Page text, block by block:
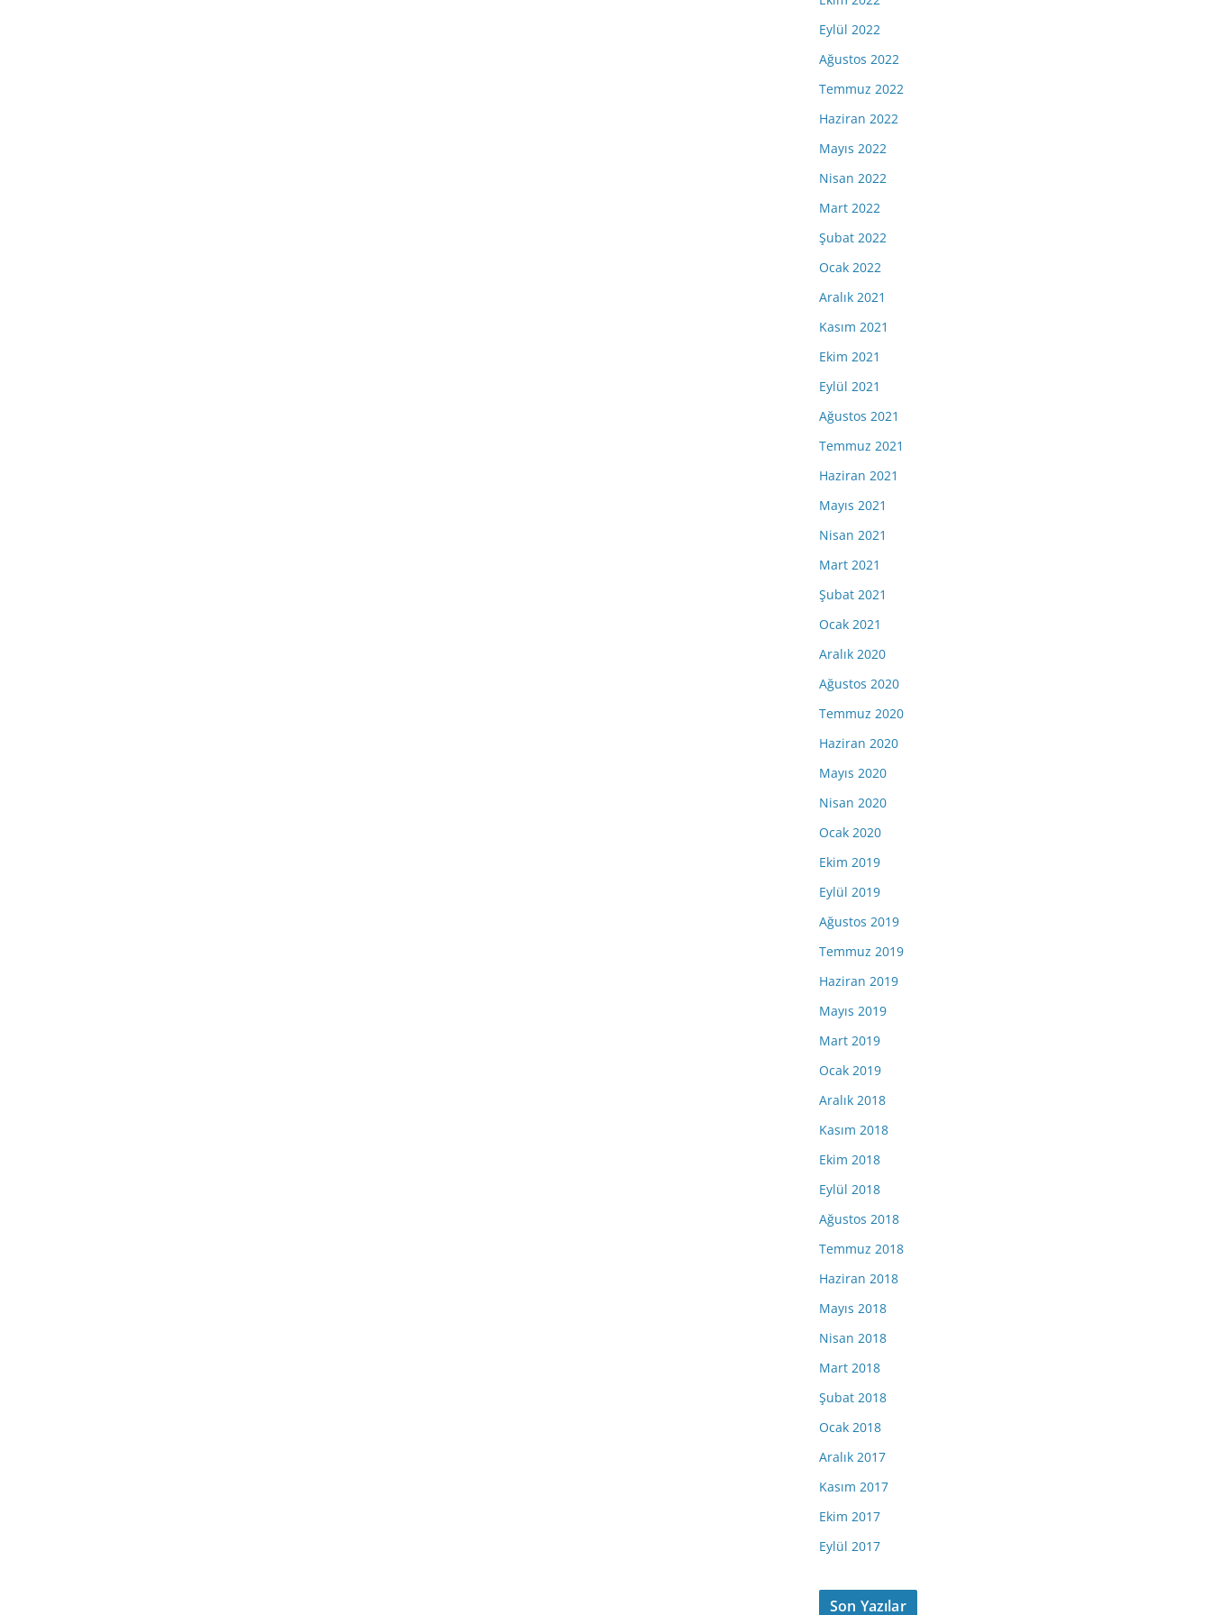
Eylül 2022
Ağustos 2022
Temmuz 2022
Haziran 2022
Mayıs 2022
Nisan 2022
Mart 2022
Şubat 2022
Ocak 2022
Aralık 2021
Kasım 2021
Ekim 2021
Eylül 2021
Ağustos 2021
Temmuz 2021
Haziran 2021
Mayıs 2021
Nisan 2021
Mart 2021
Şubat 2021
Ocak 2021
Aralık 2020
Ağustos 2020
Temmuz 2020
Haziran 2020
Mayıs 2020
Nisan 2020
Ocak 2020
Ekim 2019
Eylül 2019
Ağustos 2019
Temmuz 2019
Haziran 2019
Mayıs 2019
Mart 2019
Ocak 2019
Aralık 2018
Kasım 2018
Ekim 2018
Eylül 2018
Ağustos 2018
Temmuz 2018
Haziran 2018
Mayıs 2018
Nisan 2018
Mart 2018
Şubat 2018
Ocak 2018
Aralık 2017
Kasım 2017
Ekim 2017
Eylül 2017
Son Yazılar